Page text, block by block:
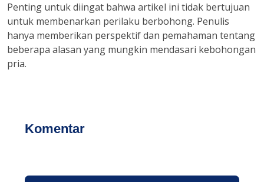
Penting untuk diingat bahwa artikel ini tidak bertujuan
untuk membenarkan perilaku berbohong. Penulis
hanya memberikan perspektif dan pemahaman tentang
beberapa alasan yang mungkin mendasari kebohongan
pria.
Komentar